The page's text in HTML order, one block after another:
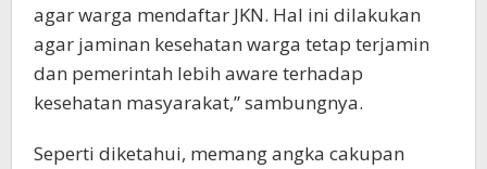
agar warga mendaftar JKN. Hal ini dilakukan
agar jaminan kesehatan warga tetap terjamin
dan pemerintah lebih aware terhadap
kesehatan masyarakat,” sambungnya.
Seperti diketahui, memang angka cakupan